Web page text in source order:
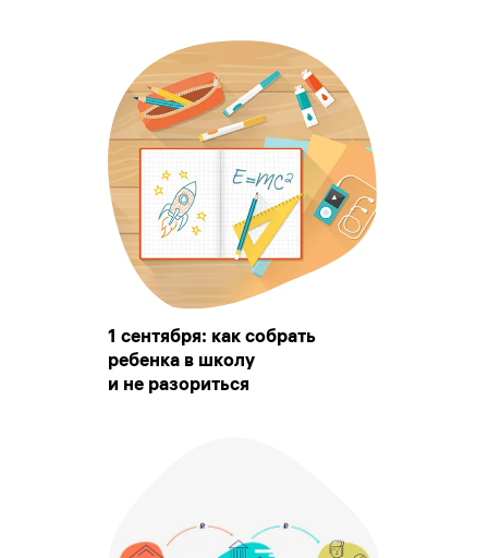
1 сентября: как собрать
ребенка в школу
и не разориться